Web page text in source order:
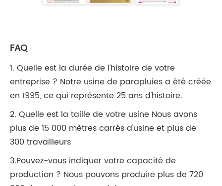
FAQ
1. Quelle est la durée de l’histoire de votre
entreprise ? Notre usine de parapluies a été créée
en 1995, ce qui représente 25 ans d'histoire.
2. Quelle est la taille de votre usine Nous avons
plus de 15 000 mètres carrés d'usine et plus de
300 travailleurs
3.Pouvez-vous indiquer votre capacité de
production ? Nous pouvons produire plus de 720